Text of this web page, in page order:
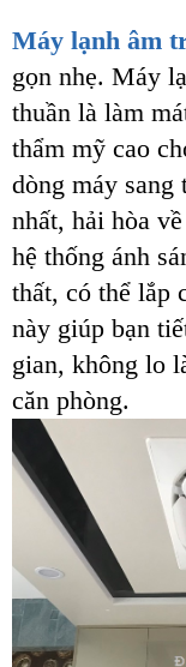
Máy lạnh âm
gọn nhẹ. Máy
thuần là làm
thẩm mỹ cao
dòng máy sang
nhất, hải hòa
hệ thống ánh
thất, có thể lắp
này giúp bạn
gian, không lo
căn phòng.